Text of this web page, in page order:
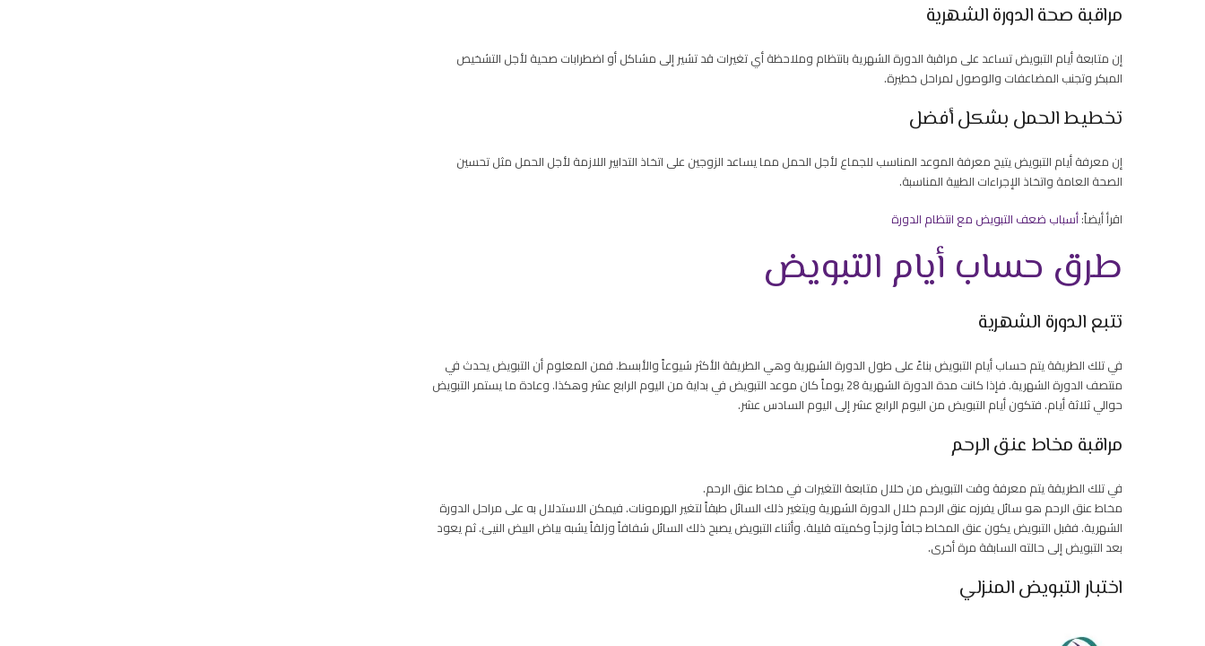
مراقبة صحة الدورة الشهرية
إن متابعة أيام التبويض تساعد على مراقبة الدورة الشهرية بانتظام وملاحظة أي تغيرات قد تشير إلى مشاكل أو اضطرابات صحية لأجل التشخيص
المبكر وتجنب المضاعفات والوصول لمراحل خطيرة.
تخطيط الحمل بشكل أفضل
إن معرفة أيام التبويض يتيح معرفة الموعد المناسب للجماع لأجل الحمل مما يساعد الزوجين على اتخاذ التدابير اللازمة لأجل الحمل مثل تحسين
الصحة العامة واتخاذ الإجراءات الطبية المناسبة.
اقرأ أيضاً:أسباب ضعف التبويض مع انتظام الدورة
طرق حساب أيام التبويض
تتبع الدورة الشهرية
في تلك الطريقة يتم حساب أيام التبويض بناءً على طول الدورة الشهرية وهي الطريقة الأكثر شيوعاً والأبسط. فمن المعلوم أن التبويض يحدث في
منتصف الدورة الشهرية. فإذا كانت مدة الدورة الشهرية 28 يوماً كان موعد التبويض في بداية من اليوم الرابع عشر وهكذا. وعادة ما يستمر التبويض
حوالي ثلاثة أيام. فتكون أيام التبويض من اليوم الرابع عشر إلى اليوم السادس عشر.
مراقبة مخاط عنق الرحم
في تلك الطريقة يتم معرفة وقت التبويض من خلال متابعة التغيرات في مخاط عنق الرحم.
مخاط عنق الرحم هو سائل يفرزه عنق الرحم خلال الدورة الشهرية ويتغير ذلك السائل طبقاً لتغير الهرمونات. فيمكن الاستدلال به على مراحل الدورة
الشهرية. فقبل التبويض يكون عنق المخاط جافاً ولزجاً وكميته قليلة. وأثناء التبويض يصبح ذلك السائل شفافاً وزلقاً يشبه بياض البيض النيئ. ثم يعود
بعد التبويض إلى حالته السابقة مرة أخرى.
اختبار التبويض المنزلي